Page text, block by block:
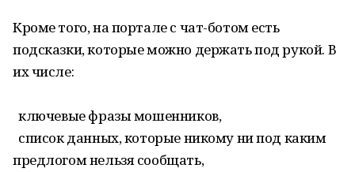
Кроме того, на портале с чат-ботом есть
подсказки, которые можно держать под рукой. В
их числе:
ключевые фразы мошенников,
список данных, которые никому ни под каким
предлогом нельзя сообщать,